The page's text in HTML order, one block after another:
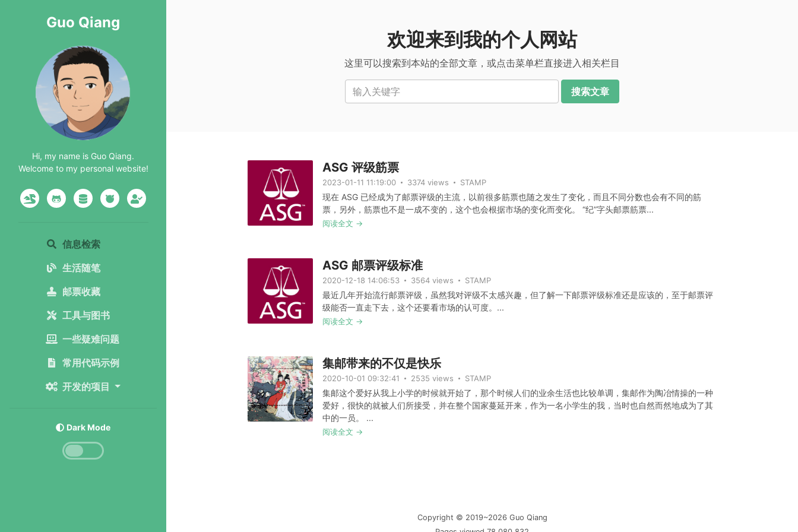
Guo Qiang
Hi, my name is Guo Qiang.
Welcome to my personal website!
信息检索
生活随笔
邮票收藏
工具与图书
一些疑难问题
常用代码示例
开发的项目
Dark Mode
欢迎来到我的个人网站
这里可以搜索到本站的全部文章，或点击菜单栏直接进入相关栏目
输入关键字 搜索文章
ASG 评级筋票
2023-01-11 11:19:00 3374 views STAMP
现在 ASG 已经成为了邮票评级的主流，以前很多筋票也随之发生了变化，而且不同分数也会有不同的筋
票，另外，筋票也不是一成不变的，这个也会根据市场的变化而变化。 “纪”字头邮票筋票...
阅读全文 →
ASG 邮票评级标准
2020-12-18 14:06:53 3564 views STAMP
最近几年开始流行邮票评级，虽然我对评级不太感兴趣，但了解一下邮票评级标准还是应该的，至于邮票评
级能否一直走下去，这个还要看市场的认可度。...
阅读全文 →
集邮带来的不仅是快乐
2020-10-01 09:32:41 2535 views STAMP
集邮这个爱好从我上小学的时候就开始了，那个时候人们的业余生活也比较单调，集邮作为陶冶情操的一种
爱好，很快的就被人们所接受，并在整个国家蔓延开来，作为一名小学生的我，当时也自然而然地成为了其
中的一员。 ...
阅读全文 →
Copyright © 2019~2026 Guo Qiang